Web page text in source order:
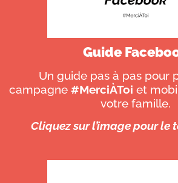
Guide
Un guide pas à pas pour
campagne #MerciÀToi et
votre famille.
Cliquez sur l’image pour le